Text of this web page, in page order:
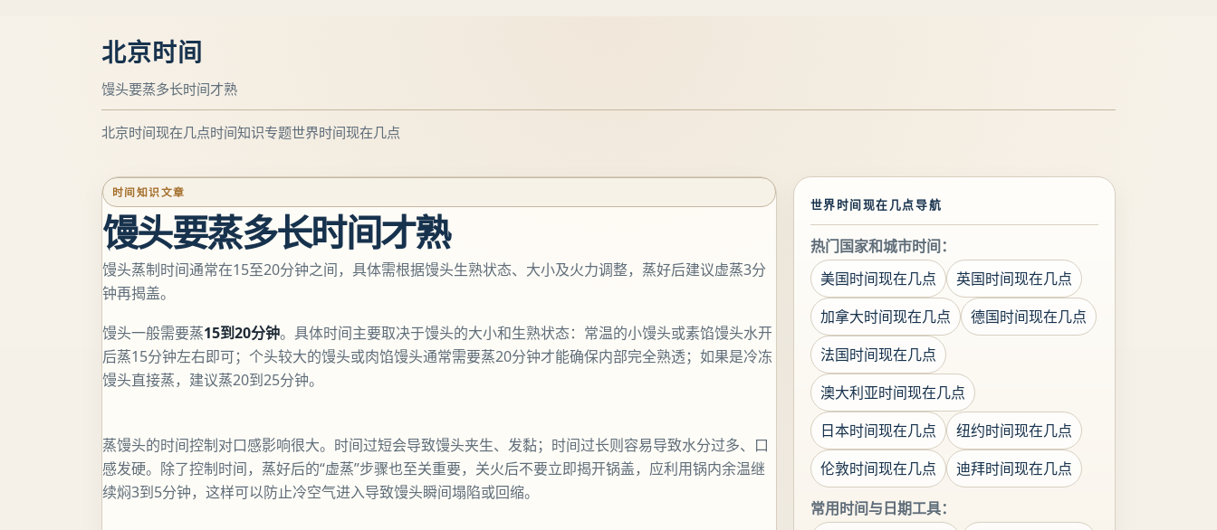
北京时间
馒头要蒸多长时间才熟
北京时间现在几点时间知识专题世界时间现在几点
时间知识文章
馒头要蒸多长时间才熟
馒头蒸制时间通常在15至20分钟之间，具体需根据馒头生熟状态、大小及火力调整，蒸好后建议虚蒸3分
钟再揭盖。
馒头一般需要蒸15到20分钟。具体时间主要取决于馒头的大小和生熟状态：常温的小馒头或素馅馒头水开
后蒸15分钟左右即可；个头较大的馒头或肉馅馒头通常需要蒸20分钟才能确保内部完全熟透；如果是冷冻
馒头直接蒸，建议蒸20到25分钟。
蒸馒头的时间控制对口感影响很大。时间过短会导致馒头夹生、发黏；时间过长则容易导致水分过多、口
感发硬。除了控制时间，蒸好后的“虚蒸”步骤也至关重要，关火后不要立即揭开锅盖，应利用锅内余温继
续焖3到5分钟，这样可以防止冷空气进入导致馒头瞬间塌陷或回缩。
世界时间现在几点导航
热门国家和城市时间：
美国时间现在几点
英国时间现在几点
加拿大时间现在几点
德国时间现在几点
法国时间现在几点
澳大利亚时间现在几点
日本时间现在几点
纽约时间现在几点
伦敦时间现在几点
迪拜时间现在几点
常用时间与日期工具：